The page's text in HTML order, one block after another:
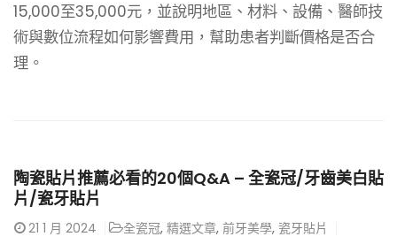
15,000至35,000元，並說明地區、材料、設備、醫師技
術與數位流程如何影響費用，幫助患者判斷價格是否合
理。
陶瓷貼片推薦必看的20個Q&A – 全瓷冠/牙齒美白貼
片/瓷牙貼片
21 1 月 2024 全瓷冠, 精選文章, 前牙美學, 瓷牙貼片